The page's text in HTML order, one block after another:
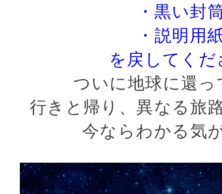
・黒い封
・説明用
を戻してくだ
ついに地球に還
行きと帰り、異なる旅
今ならわかる気